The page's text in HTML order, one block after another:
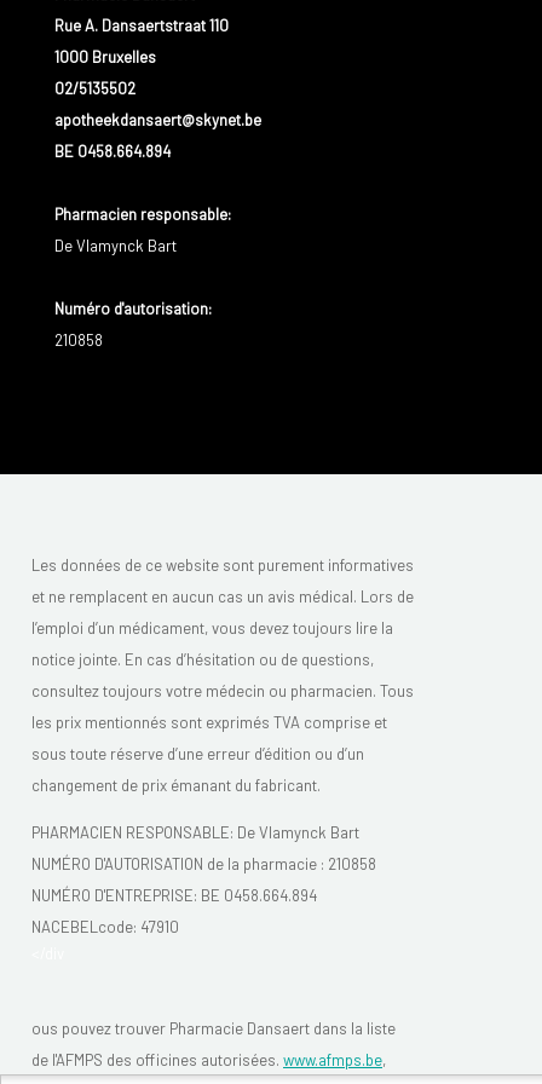
Rue A. Dansaertstraat 110
1000 Bruxelles
02/5135502
apotheekdansaert@skynet.be
BE 0458.664.894
Pharmacien responsable:
De Vlamynck Bart
Numéro d'autorisation:
210858
Les données de ce website sont purement informatives
et ne remplacent en aucun cas un avis médical. Lors de
l’emploi d’un médicament, vous devez toujours lire la
notice jointe. En cas d’hésitation ou de questions,
consultez toujours votre médecin ou pharmacien. Tous
les prix mentionnés sont exprimés TVA comprise et
sous toute réserve d’une erreur d’édition ou d’un
changement de prix émanant du fabricant.
PHARMACIEN RESPONSABLE: De Vlamynck Bart
NUMÉRO D'AUTORISATION de la pharmacie : 210858
NUMÉRO D'ENTREPRISE: BE 0458.664.894
NACEBELcode: 47910
ous pouvez trouver Pharmacie Dansaert dans la liste
de l'AFMPS des officines autorisées. www.afmps.be,